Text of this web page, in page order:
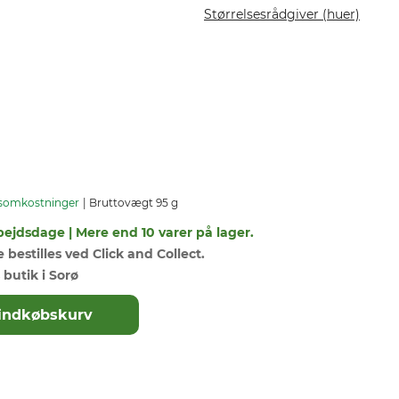
Størrelsesrådgiver (huer)
Bruttovægt 95 g
| Mere end 10 varer på lager.
bestilles ved Click and Collect.
butik i Sorø